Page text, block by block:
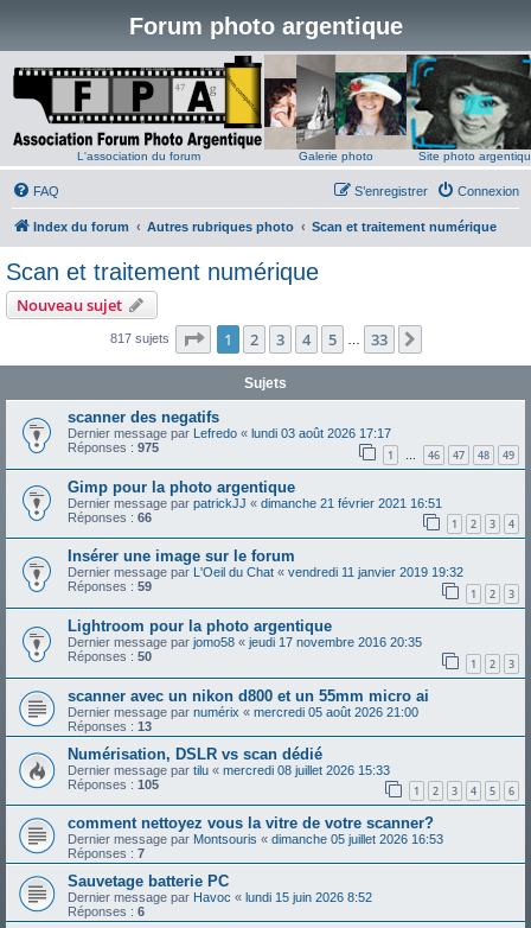
Forum photo argentique
L'association du forum Galerie photo Site photo
FAQ Connexion
S’enregistrer
Index du forum Autres rubriques photo Scan et traitement numérique
Scan et traitement numérique
Nouveau sujet
817 sujets Page 1sur33
1 2 3 4 5 33
Sujets
scanner des negatifs
Dernier message par Lefredo « lundi 03 août 2026 17:17
Réponses : 975 1 … 46 47 48 49
Gimp pour la photo argentique
Dernier message par patrickJJ « dimanche 21 février 2021 16:51
Réponses : 66 1 2 3 4
Insérer une image sur le forum
Dernier message par L'Oeil du Chat « vendredi 11 janvier 2019 19:32
Réponses : 59 1 2 3
Lightroom pour la photo argentique
Dernier message par jomo58 « jeudi 17 novembre 2016 20:35
Réponses : 50 1 2 3
scanner avec un nikon d800 et un 55mm micro ai
Dernier message par numérix « mercredi 05 août 2026 21:00
Réponses : 13
Numérisation, DSLR vs scan dédié
Dernier message par tilu « mercredi 08 juillet 2026 15:33
Réponses : 105 1 2 3 4 5 6
comment nettoyez vous la vitre de votre scanner?
Dernier message par Montsouris « dimanche 05 juillet 2026 16:53
Réponses : 7
Sauvetage batterie PC
Dernier message par Havoc « lundi 15 juin 2026 8:52
Réponses : 6